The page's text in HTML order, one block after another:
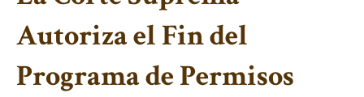
Autoriza el Fin del
Programa de Permisos